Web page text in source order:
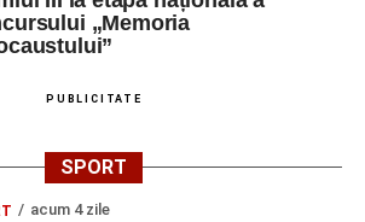
„Memoria
PUBLICITATE
SPORT
acum 4 zile